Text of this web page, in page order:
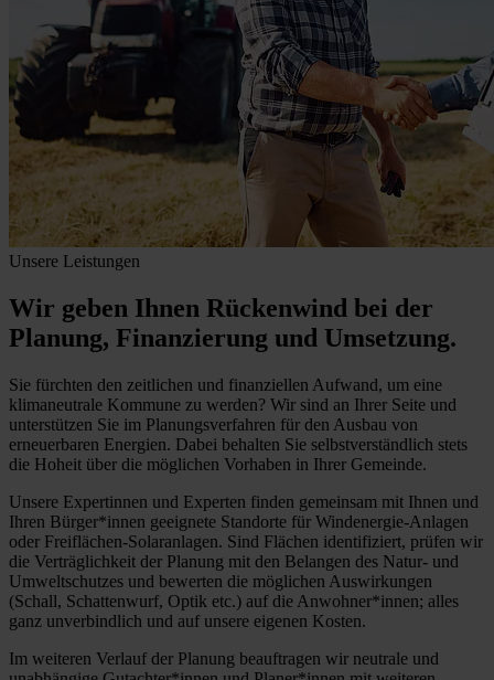
Unsere Leistungen
Wir geben Ihnen Rückenwind bei der
Planung, Finanzierung und Umsetzung.
Sie fürchten den zeitlichen und finanziellen Aufwand, um eine
klimaneutrale Kommune zu werden? Wir sind an Ihrer Seite und
unterstützen Sie im Planungsverfahren für den Ausbau von
erneuerbaren Energien. Dabei behalten Sie selbstverständlich stets
die Hoheit über die möglichen Vorhaben in Ihrer Gemeinde.
Unsere Expertinnen und Experten finden gemeinsam mit Ihnen und
Ihren Bürger*innen geeignete Standorte für Windenergie-Anlagen
oder Freiflächen-Solaranlagen. Sind Flächen identifiziert, prüfen wir
die Verträglichkeit der Planung mit den Belangen des Natur- und
Umweltschutzes und bewerten die möglichen Auswirkungen
(Schall, Schattenwurf, Optik etc.) auf die Anwohner*innen; alles
ganz unverbindlich und auf unsere eigenen Kosten.
Im weiteren Verlauf der Planung beauftragen wir neutrale und